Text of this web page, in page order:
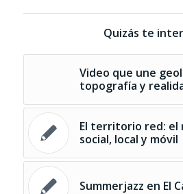
Quizás te
Video que une
topografía y
El territorio red: el
social, local y móvil
Summerjazz en El